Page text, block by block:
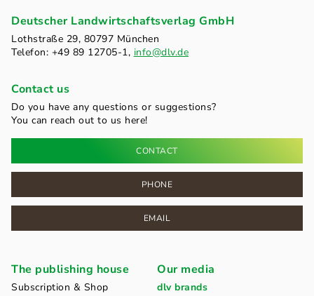
Deutscher Landwirtschaftsverlag GmbH
Lothstraße 29, 80797 München
Telefon: +49 89 12705-1, info@dlv.de
Contact us
Do you have any questions or suggestions?
You can reach out to us here!
CONTACT
PHONE
EMAIL
The publishing house
Subscription & Shop
Our media
dlv brands